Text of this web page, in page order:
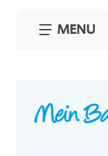
MENU